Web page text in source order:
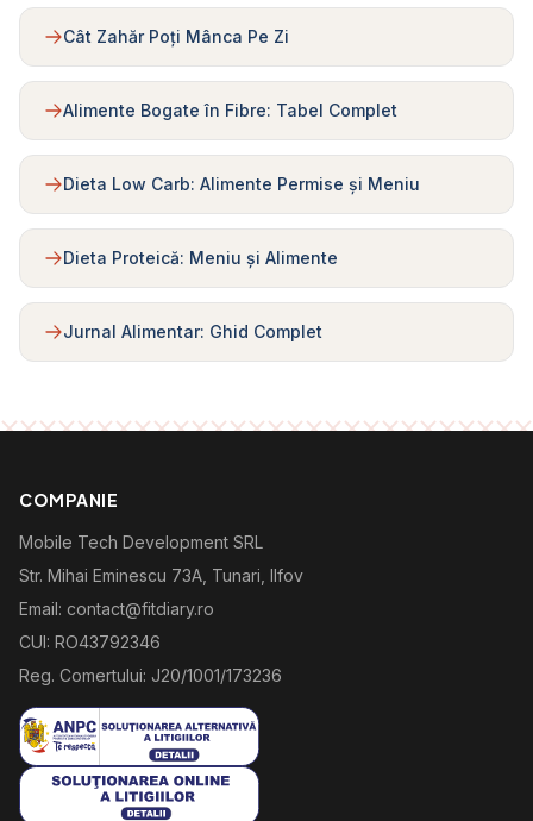
Cât Zahăr Poți Mânca Pe Zi
Alimente Bogate în Fibre: Tabel Complet
Dieta Low Carb: Alimente Permise și Meniu
Dieta Proteică: Meniu și Alimente
Jurnal Alimentar: Ghid Complet
COMPANIE
Mobile Tech Development SRL
Str. Mihai Eminescu 73A, Tunari, Ilfov
Email: contact@fitdiary.ro
CUI: RO43792346
Reg. Comertului: J20/1001/173236